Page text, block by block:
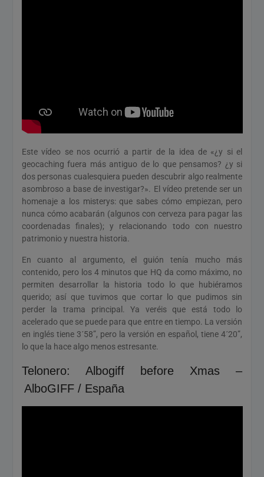
Este vídeo se nos ocurrió a partir de la idea de «¿y si el
geocaching fuera más antiguo de lo que pensamos? ¿y si
dos personas cualesquiera pueden descubrir algo realmente
asombroso a base de investigar?». El vídeo pretende ser un
homenaje a los misterys: que sabes cómo empiezan, pero
nunca cómo acabarán (algunos con cerveza para pagar las
coordenadas finales); y relacionando todo con nuestro
patrimonio y nuestra historia.
En cuanto al argumento, el guión tenía mucho más
contenido, pero los 4 minutos que HQ da como máximo, no
permiten desarrollar la historia todo lo que hubiéramos
querido; así que tuvimos que cortar lo que pudimos sin
perder la trama principal. Ya veréis que está todo lo
acelerado que se puede para que entre en tiempo. La versión
en inglés tiene 3´58”, pero la versión en español, tiene 4´20”,
lo que la hace algo menos estresante.
Telonero: Albogiff before Xmas –
AlboGIFF / España